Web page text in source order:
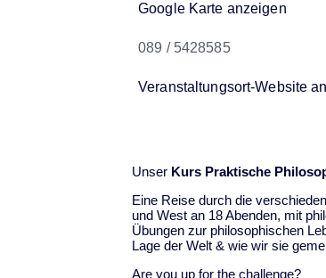
Google Karte anzeigen
089 / 5428585
Veranstaltungsort-Website
Unser Kurs Praktische
Eine Reise durch die
und West an 18 Abenden, mit
Übungen zur philosophischen
Lage der Welt & wie wir sie
Are you up for the challenge?